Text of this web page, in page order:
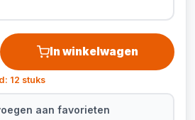
In winkelwagen
12 stuks
aan favorieten